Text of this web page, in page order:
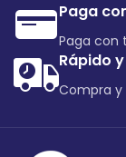
Paga
Paga con
Rápido
Compra y